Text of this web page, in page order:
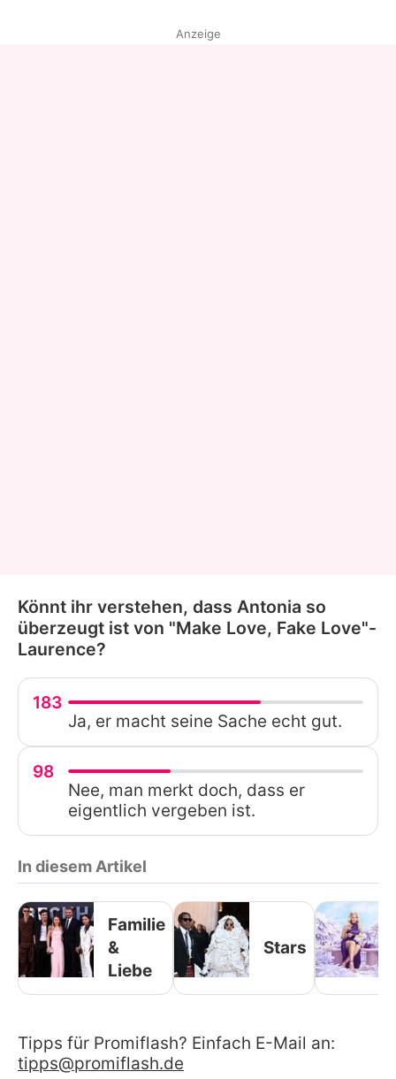
Anzeige
Könnt ihr verstehen, dass Antonia so
überzeugt ist von "Make Love, Fake Love"-
Laurence?
183
Ja, er macht seine Sache echt gut.
98
Nee, man merkt doch, dass er
eigentlich vergeben ist.
In diesem Artikel
Familie
&
Liebe
Stars
Tipps für Promiflash? Einfach E-Mail an:
tipps@promiflash.de